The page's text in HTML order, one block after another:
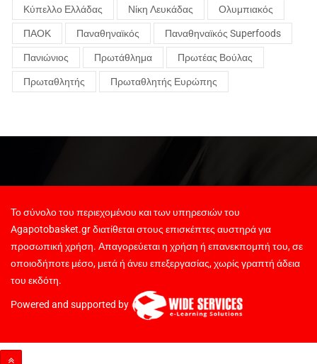
Κύπελλο Ελλάδας Νίκη Λευκάδας Ολυμπιακός
ΠΑΟΚ Παναθηναϊκός Παναθηναϊκός Superfoods
Πανιώνιος Πρωτάθλημα Πρωτέας Βούλας
Πρωταθλητής Πρωταθλητής Ευρώπης
Το σύνολο του περιεχομένου και των υπηρεσιών του
Agapotobasket.gr διατίθεται στους επισκέπτες αυστηρά για
προσωπική χρήση. Απαγορεύεται η χρήση ή επανεκπομπή του, σε
οποιοδήποτε μέσο, μετά ή άνευ επεξεργασίας, χωρίς γραπτή άδεια
του εκδότη.
Powered and supported by